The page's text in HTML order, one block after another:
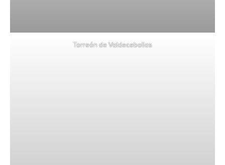
Torreón de Valdecebollas